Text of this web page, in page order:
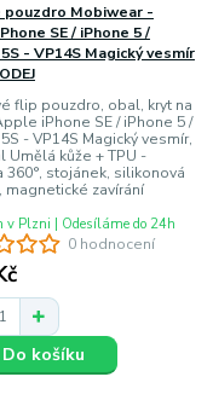
0 hodnocení
pouzdro Mobiwear -
SE / iPhone 5 /
- VP14S Magický vesmír
flip pouzdro, obal, kryt na
iPhone SE / iPhone 5 /
- VP14S Magický vesmír,
Umělá kůže + TPU -
360°, stojánek, silikonová
magnetické zavírání
v Plzni | Odesíláme do 24h
Do košíku